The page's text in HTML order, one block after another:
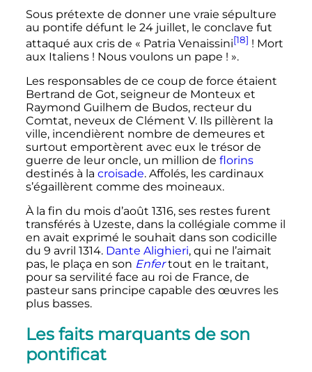
Sous prétexte de donner une vraie sépulture
au pontife défunt le 24 juillet, le conclave fut
attaqué aux cris de « Patria Venaissini[18] ! Mort
aux Italiens ! Nous voulons un pape ! ».
Les responsables de ce coup de force étaient
Bertrand de Got, seigneur de Monteux et
Raymond Guilhem de Budos, recteur du
Comtat, neveux de Clément V. Ils pillèrent la
ville, incendièrent nombre de demeures et
surtout emportèrent avec eux le trésor de
guerre de leur oncle, un million de florins
destinés à la croisade. Affolés, les cardinaux
s’égaillèrent comme des moineaux.
À la fin du mois d’août 1316, ses restes furent
transférés à Uzeste, dans la collégiale comme il
en avait exprimé le souhait dans son codicille
du 9 avril 1314. Dante Alighieri, qui ne l’aimait
pas, le plaça en son Enfertout en le traitant,
pour sa servilité face au roi de France, de
pasteur sans principe capable des œuvres les
plus basses.
Les faits marquants de son
pontificat